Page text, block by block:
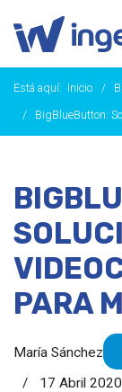
Está aquí: Inicio
BigBlueButton:
PARA
María Sánchez
17 Abril 2020